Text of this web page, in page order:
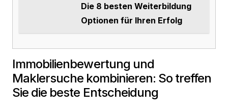
Die 8 besten Weiterbildung
Optionen für Ihren Erfolg
Immobilienbewertung und
Maklersuche kombinieren: So treffen
Sie die beste Entscheidung